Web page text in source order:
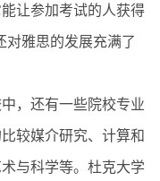
让参加考试的人获得
对雅思的发展充满了
，还有一些院校专业
较媒介研究、计算和
与科学等。杜克大学